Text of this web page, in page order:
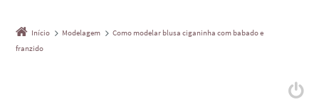
Início Modelagem
Como modelar blusa ciganinha com babado e
franzido